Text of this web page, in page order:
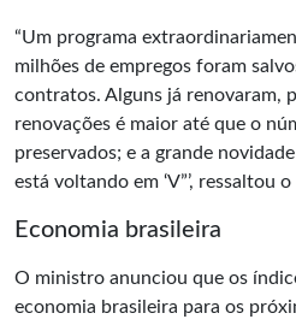
“Um programa
milhões de empregos foram
contratos. Alguns já renovaram,
renovações é maior até que o
preservados; e a grande
está voltando em ‘V”’, ressaltou
Economia brasileira
O ministro anunciou que os
economia brasileira para os